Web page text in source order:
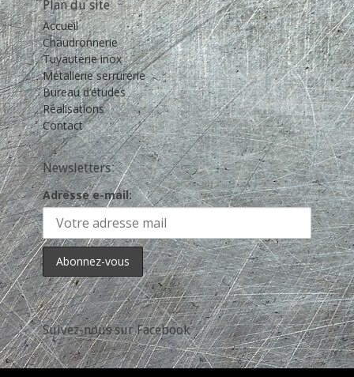
Plan du site
Accueil
Chaudronnerie
Tuyauterie inox
Métallerie serrurerie
Bureau d’études
Réalisations
Contact
Newsletters
Adresse e-mail:
Suivez-nous sur Facebook